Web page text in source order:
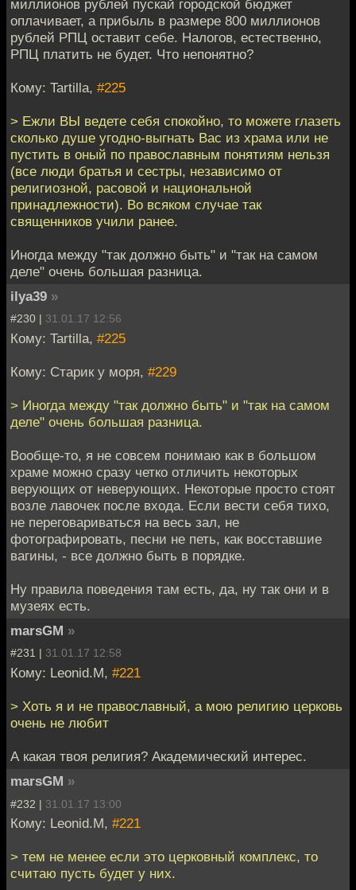
миллионов рублей пускай городской бюджет
оплачивает, а прибыль в размере 800 миллионов
рублей РПЦ оставит себе. Налогов, естественно,
РПЦ платить не будет. Что непонятно?
Кому: Tartilla, #225
> Ежли ВЫ ведете себя спокойно, то можете глазеть
сколько душе угодно-выгнать Вас из храма или не
пустить в оный по православным понятиям нельзя
(все люди братья и сестры, независимо от
религиозной, расовой и национальной
принадлежности). Во всяком случае так
священников учили ранее.
Иногда между "так должно быть" и "так на самом
деле" очень большая разница.
ilya39 »
#230 | 31.01.17 12:56
Кому: Tartilla, #225
Кому: Старик у моря, #229
> Иногда между "так должно быть" и "так на самом
деле" очень большая разница.
Вообще-то, я не совсем понимаю как в большом
храме можно сразу четко отличить некоторых
верующих от неверующих. Некоторые просто стоят
возле лавочек после входа. Если вести себя тихо,
не переговариваться на весь зал, не
фотографировать, песни не петь, как восставшие
вагины, - все должно быть в порядке.
Ну правила поведения там есть, да, ну так они и в
музеях есть.
marsGM »
#231 | 31.01.17 12:58
Кому: Leonid.M, #221
> Хоть я и не православный, а мою религию церковь
очень не любит
А какая твоя религия? Академический интерес.
marsGM »
#232 | 31.01.17 13:00
Кому: Leonid.M, #221
> тем не менее если это церковный комплекс, то
считаю пусть будет у них.